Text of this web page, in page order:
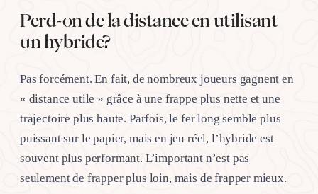
Perd-on de la distance en utilisant
un hybride?
Pas forcément. En fait, de nombreux joueurs gagnent en
« distance utile » grâce à une frappe plus nette et une
trajectoire plus haute. Parfois, le fer long semble plus
puissant sur le papier, mais en jeu réel, l’hybride est
souvent plus performant. L’important n’est pas
seulement de frapper plus loin, mais de frapper mieux.